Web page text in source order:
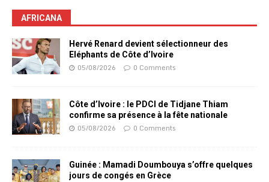
AFRICANA
Hervé Renard devient sélectionneur des
Eléphants de Côte d’Ivoire
05/08/2026 0 Comments
Côte d’Ivoire : le PDCI de Tidjane Thiam
confirme sa présence à la fête nationale
05/08/2026 0 Comments
Guinée : Mamadi Doumbouya s’offre quelques
jours de congés en Grèce